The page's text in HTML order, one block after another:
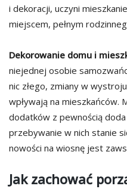
i dekoracji, uczyni
miejscem, pełnym
Dekorowanie domu i
niejednej osobie
nic złego, zmiany w
wpływają na mieszkańców.
dodatków z pewnością
przebywanie w nich stanie
nowości na wiosnę jest
Jak zachować